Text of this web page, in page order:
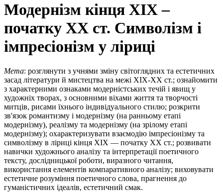
Модернізм кінця XIX –
початку XX ст. Символізм і
імпресіонізм у ліриці
Мета: розглянути з учнями зміну світоглядних та естетичних
засад літератури й мистецтва на межі XIX-XX ст.; ознайомити
з характерними ознаками модерністських течій і явищ у
художніх творах, з основними віхами життя та творчості
митців, рисами їхнього індивідуального стилю; розкрити
зв'язок романтизму і модернізму (на ранньому етапі
модернізму), реалізму та модернізму (на зрілому етапі
модернізму); охарактеризувати взаємодію імпресіонізму та
символізму в ліриці кінця XIX — початку XX ст.; розвивати
навички художнього аналізу та інтерпретації поетичного
тексту, дослідницької роботи, виразного читання,
використання елементів компаративного аналізу; виховувати
естетичне розуміння поетичного слова, прагнення до
гуманістичних ідеалів, естетичний смак.